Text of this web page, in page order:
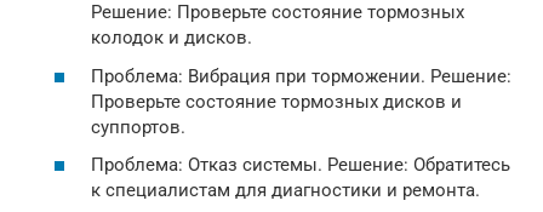
Решение: Проверьте состояние тормозных
колодок и дисков.
Проблема: Вибрация при торможении. Решение:
Проверьте состояние тормозных дисков и
суппортов.
Проблема: Отказ системы. Решение: Обратитесь
к специалистам для диагностики и ремонта.